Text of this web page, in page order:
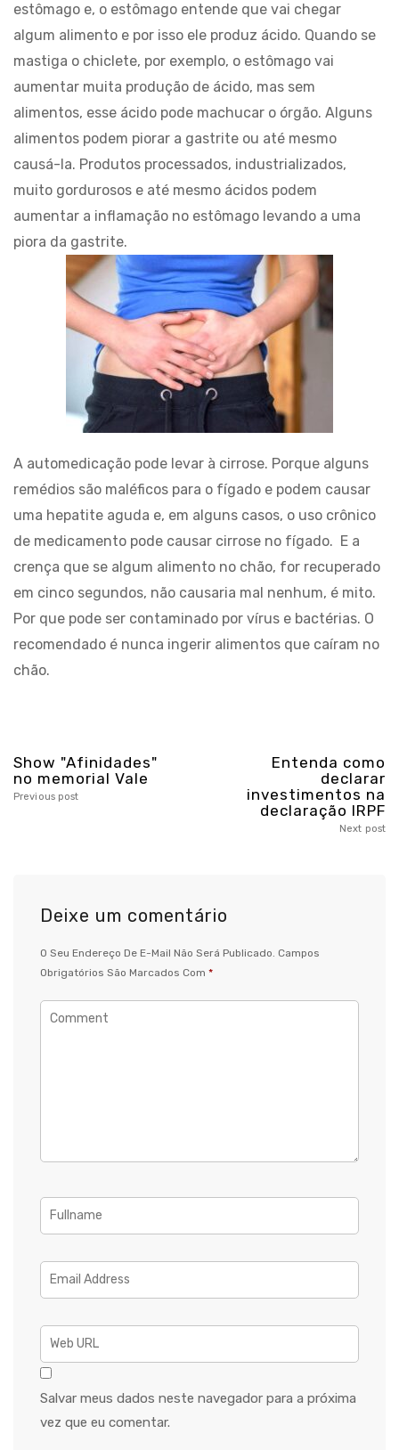
estômago e, o estômago entende que vai chegar
algum alimento e por isso ele produz ácido. Quando se
mastiga o chiclete, por exemplo, o estômago vai
aumentar muita produção de ácido, mas sem
alimentos, esse ácido pode machucar o órgão. Alguns
alimentos podem piorar a gastrite ou até mesmo
causá-la. Produtos processados, industrializados,
muito gordurosos e até mesmo ácidos podem
aumentar a inflamação no estômago levando a uma
piora da gastrite.
A automedicação pode levar à cirrose. Porque alguns
remédios são maléficos para o fígado e podem causar
uma hepatite aguda e, em alguns casos, o uso crônico
de medicamento pode causar cirrose no fígado. E a
crença que se algum alimento no chão, for recuperado
em cinco segundos, não causaria mal nenhum, é mito.
Por que pode ser contaminado por vírus e bactérias. O
recomendado é nunca ingerir alimentos que caíram no
chão.
Show "Afinidades"
no memorial Vale
Previous post
Entenda como
declarar
investimentos na
declaração IRPF
Next post
Deixe um comentário
O Seu Endereço De E-Mail Não Será Publicado. Campos
Obrigatórios São Marcados Com *
Salvar meus dados neste navegador para a próxima
vez que eu comentar.